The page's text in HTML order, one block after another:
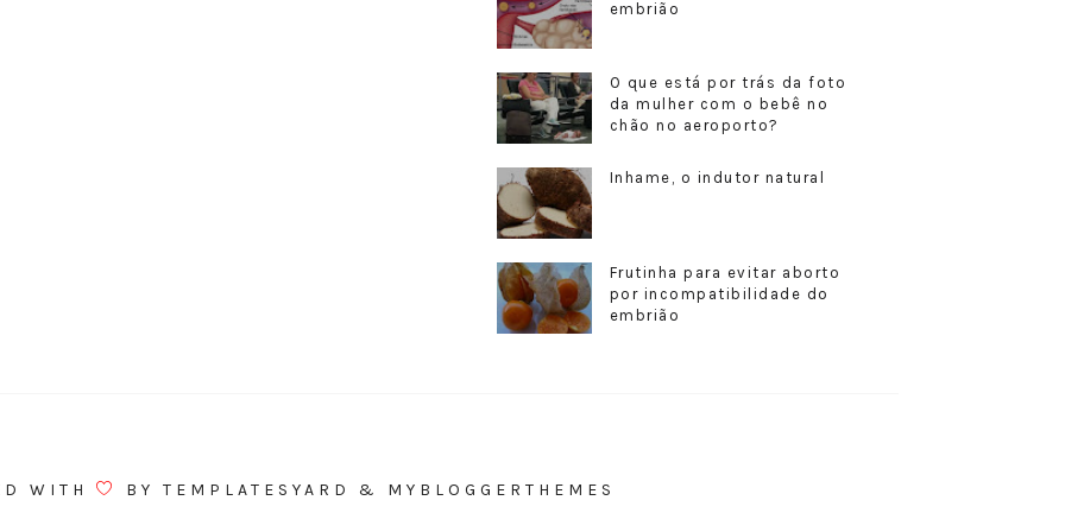
embrião
O que está por trás da foto
da mulher com o bebê no
chão no aeroporto?
Inhame, o indutor natural
Frutinha para evitar aborto
por incompatibilidade do
embrião
WITH BY TEMPLATESYARD & MYBLOGGERTHEMES